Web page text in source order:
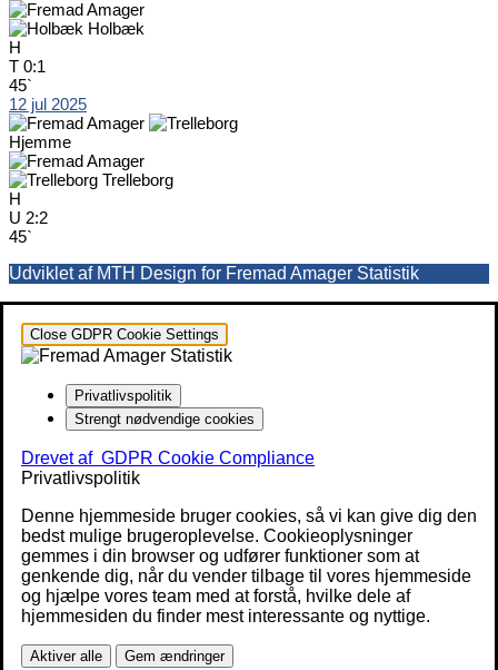
Holbæk
H
T 0:1
45`
12 jul 2025
Hjemme
Trelleborg
H
U 2:2
45`
Udviklet af MTH Design for Fremad Amager Statistik
Close GDPR Cookie Settings
Privatlivspolitik
Strengt nødvendige cookies
Drevet af GDPR Cookie Compliance
Privatlivspolitik
Denne hjemmeside bruger cookies, så vi kan give dig den
bedst mulige brugeroplevelse. Cookieoplysninger
gemmes i din browser og udfører funktioner som at
genkende dig, når du vender tilbage til vores hjemmeside
og hjælpe vores team med at forstå, hvilke dele af
hjemmesiden du finder mest interessante og nyttige.
Aktiver alle Gem ændringer